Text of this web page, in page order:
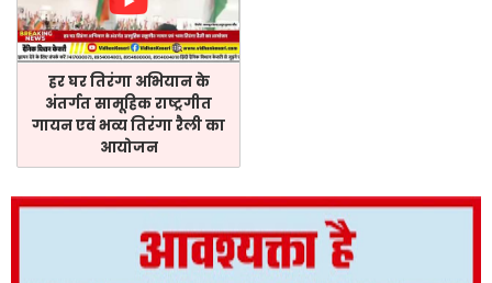
हर घर तिरंगा अभियान के
अंतर्गत सामूहिक राष्ट्रगीत
गायन एवं भव्य तिरंगा रैली का
आयोजन